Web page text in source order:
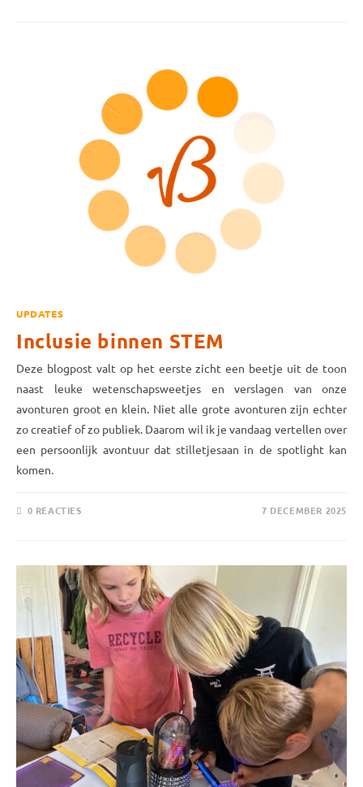
UPDATES
Inclusie binnen STEM
Deze blogpost valt op het eerste zicht een beetje uit de toon
naast leuke wetenschaps­weetjes en verslagen van onze
avonturen groot en klein. Niet alle grote avonturen zijn echter
zo creatief of zo publiek. Daarom wil ik je vandaag vertellen over
een persoonlijk avontuur dat stilletjes­aan in de spotlight kan
komen.
0 REACTIES 7 DECEMBER 2025